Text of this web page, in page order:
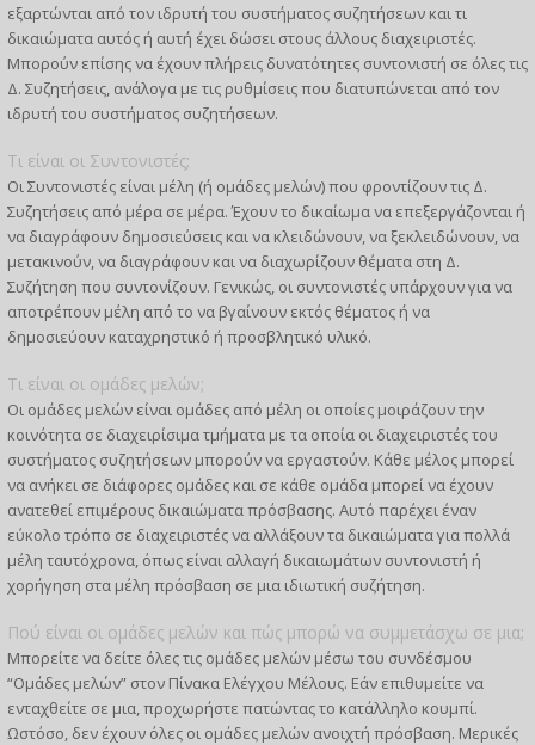
εξαρτώνται από τον ιδρυτή του συστήματος συζητήσεων και τι
δικαιώματα αυτός ή αυτή έχει δώσει στους άλλους διαχειριστές.
Μπορούν επίσης να έχουν πλήρεις δυνατότητες συντονιστή σε όλες τις
Δ. Συζητήσεις, ανάλογα με τις ρυθμίσεις που διατυπώνεται από τον
ιδρυτή του συστήματος συζητήσεων.
Τι είναι οι Συντονιστές;
Οι Συντονιστές είναι μέλη (ή ομάδες μελών) που φροντίζουν τις Δ.
Συζητήσεις από μέρα σε μέρα. Έχουν το δικαίωμα να επεξεργάζονται ή
να διαγράφουν δημοσιεύσεις και να κλειδώνουν, να ξεκλειδώνουν, να
μετακινούν, να διαγράφουν και να διαχωρίζουν θέματα στη Δ.
Συζήτηση που συντονίζουν. Γενικώς, οι συντονιστές υπάρχουν για να
αποτρέπουν μέλη από το να βγαίνουν εκτός θέματος ή να
δημοσιεύουν καταχρηστικό ή προσβλητικό υλικό.
Τι είναι οι ομάδες μελών;
Οι ομάδες μελών είναι ομάδες από μέλη οι οποίες μοιράζουν την
κοινότητα σε διαχειρίσιμα τμήματα με τα οποία οι διαχειριστές του
συστήματος συζητήσεων μπορούν να εργαστούν. Κάθε μέλος μπορεί
να ανήκει σε διάφορες ομάδες και σε κάθε ομάδα μπορεί να έχουν
ανατεθεί επιμέρους δικαιώματα πρόσβασης. Αυτό παρέχει έναν
εύκολο τρόπο σε διαχειριστές να αλλάξουν τα δικαιώματα για πολλά
μέλη ταυτόχρονα, όπως είναι αλλαγή δικαιωμάτων συντονιστή ή
χορήγηση στα μέλη πρόσβαση σε μια ιδιωτική συζήτηση.
Πού είναι οι ομάδες μελών και πώς μπορώ να συμμετάσχω σε μια;
Μπορείτε να δείτε όλες τις ομάδες μελών μέσω του συνδέσμου
“Ομάδες μελών” στον Πίνακα Ελέγχου Μέλους. Εάν επιθυμείτε να
ενταχθείτε σε μια, προχωρήστε πατώντας το κατάλληλο κουμπί.
Ωστόσο, δεν έχουν όλες οι ομάδες μελών ανοιχτή πρόσβαση. Μερικές